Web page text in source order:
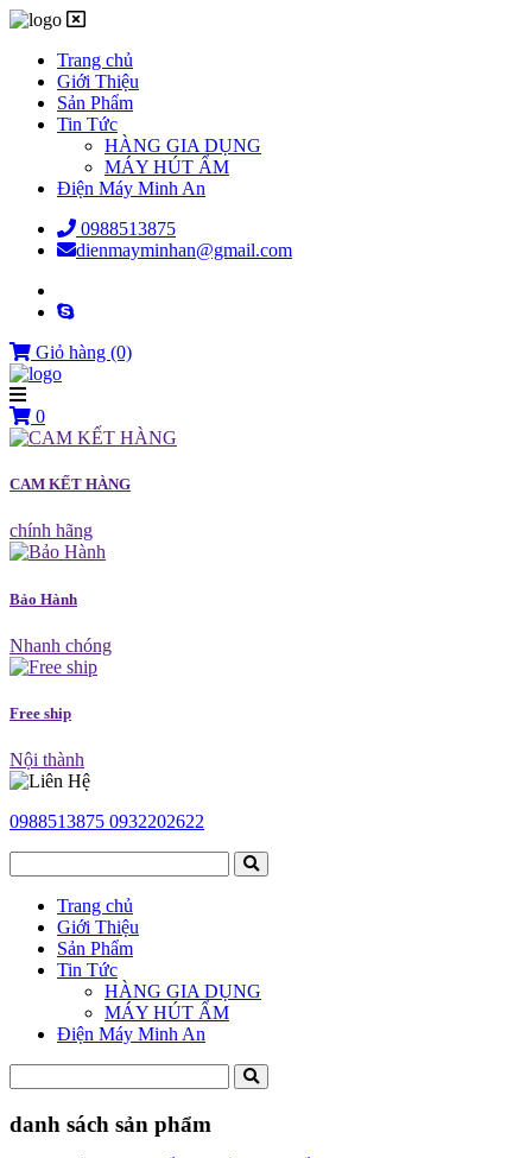
Trang chủ
Giới Thiệu
Sản Phẩm
Tin Tức
HÀNG GIA DỤNG
MÁY HÚT ẨM
Điện Máy Minh An
0988513875
dienmayminhan@gmail.com
Giỏ hàng (0)
0
CAM KẾT HÀNG
chính hãng
Bảo Hành
Nhanh chóng
Free ship
Nội thành
0988513875 0932202622
Trang chủ
Giới Thiệu
Sản Phẩm
Tin Tức
HÀNG GIA DỤNG
MÁY HÚT ẨM
Điện Máy Minh An
danh sách sản phẩm